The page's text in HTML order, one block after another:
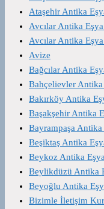
Ataşehir Antika
Avcılar Antika
Avcılar Antika
Avize
Bağcılar Antika
Bahçelievler
Bakırköy Antika
Başakşehir Antika
Bayrampaşa
Beşiktaş Antika
Beykoz Antika
Beylikdüzü Antika
Beyoğlu Antika
Bizimle İletişim